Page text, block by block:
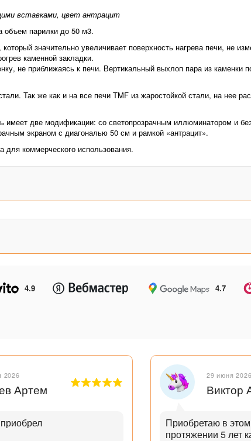
вставками, цвет антрацит
объем парилки до 50 м3.
значительно увеличивает поверхность нагрева печи, не
каменной закладки.
не приближаясь к печи. Вертикальный выхлоп пара из каменки
Так же как и на все печи TMF из жаростойкой стали, на нее
две модификации: со светопрозрачным иллюминатором и
экраном с диагональю 50 см и рамкой «антрацит».
для коммерческого использования.
4.9 4.7
2026
Артем
29 июня 2026
Виктор
Приобретаю в
протяжении 5 лет